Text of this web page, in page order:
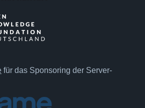
für das Sponsoring der Server-